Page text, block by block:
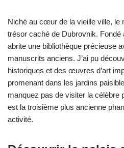
Niché au cœur de la vieille ville, le
trésor caché de Dubrovnik.
abrite une bibliothèque précieuse
manuscrits anciens. J’ai pu
historiques et des œuvres d’art
promenant dans les jardins
manquez pas de visiter la célèbre
est la troisième plus ancienne
activité.